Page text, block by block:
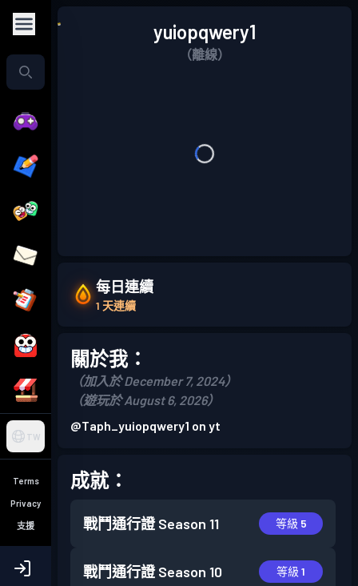
TW
Terms
Privacy
支援
yuiopqwery1
（離線）
每日連續
1 天連續
關於我：
（加入於 December 7, 2024）
（遊玩於 August 6, 2026）
@Taph_yuiopqwery1 on yt
成就：
戰鬥通行證 Season 11 等級 5
戰鬥通行證 Season 10 等級 1